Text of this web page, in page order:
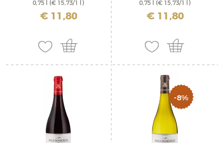
0,75 l (€ 15,73/1 l)
inkl. MwSt. zzgl. Versandkosten
€ 11,80
0,75 l (€ 15,73/1 l)
inkl. MwSt. zzgl. Versandkosten
€ 11,80
-8%